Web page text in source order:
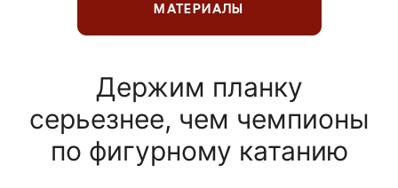
МАТЕРИАЛЫ
Держим планку
серьезнее, чем чемпионы
по фигурному катанию